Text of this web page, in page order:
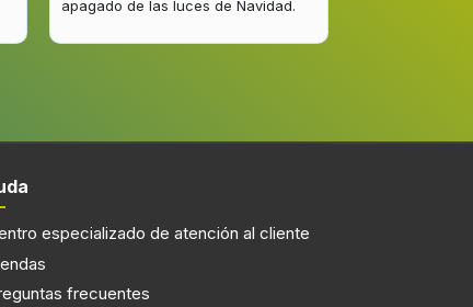
apagado de las luces de Navidad.
especializado de atención al cliente
frecuentes